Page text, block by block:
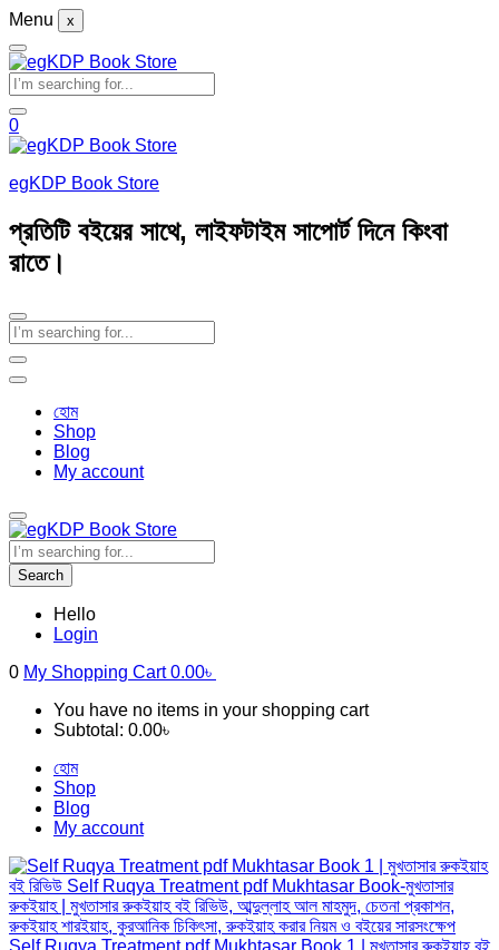
Menu x
0
egKDP Book Store
প্রতিটি বইয়ের সাথে, লাইফটাইম সাপোর্ট দিনে কিংবা
রাতে।
হোম
Shop
Blog
My account
Search
Hello
Login
0 My Shopping Cart0.00৳
You have no items in your shopping cart
Subtotal: 0.00৳
হোম
Shop
Blog
My account
Self Ruqya Treatment pdf Mukhtasar Book 1 | মুখতাসার রুকইয়াহ বই